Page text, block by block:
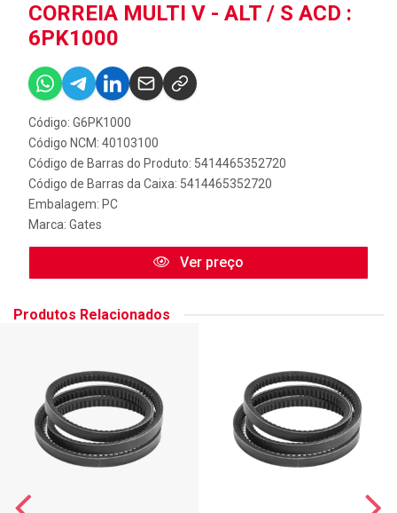
CORREIA MULTI V - ALT / S ACD :
6PK1000
Código: G6PK1000
Código NCM: 40103100
Código de Barras do Produto: 5414465352720
Código de Barras da Caixa: 5414465352720
Embalagem: PC
Marca: Gates
Ver preço
Produtos Relacionados